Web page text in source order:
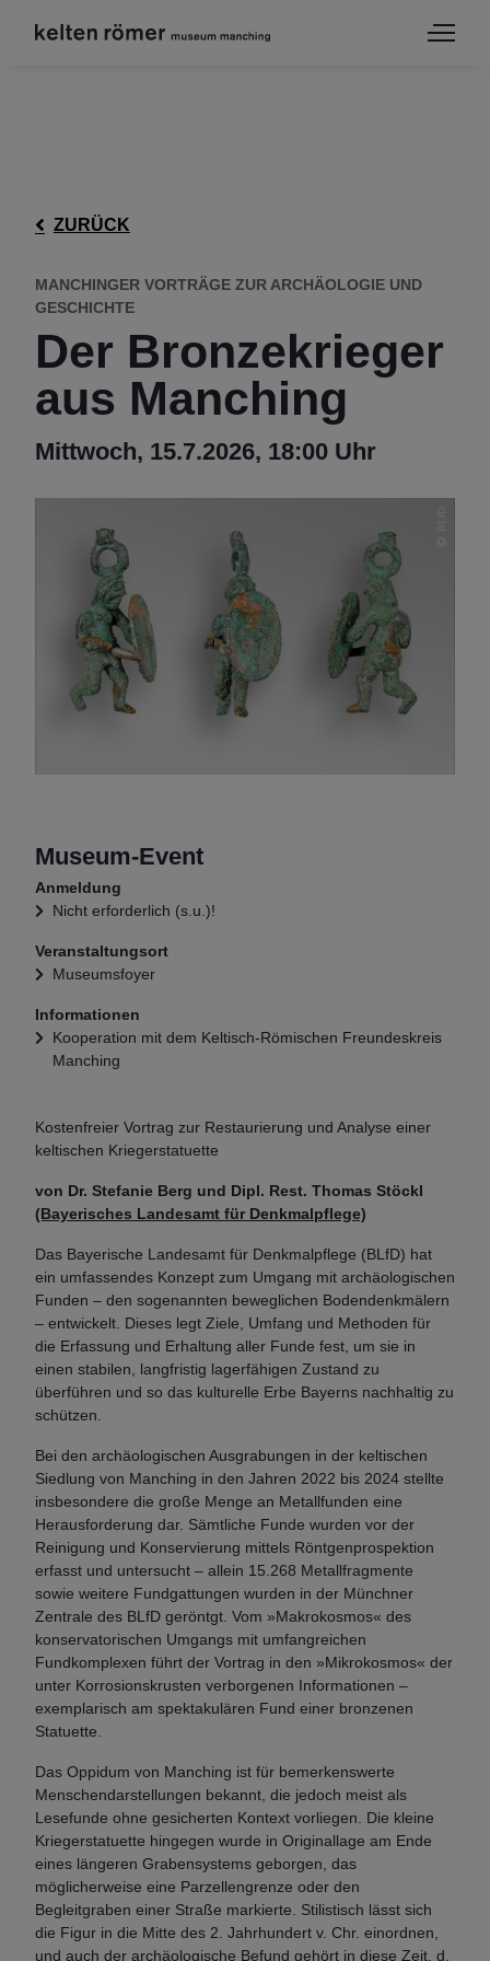
ZURÜCK
MANCHINGER VORTRÄGE ZUR ARCHÄOLOGIE UND
GESCHICHTE
Der Bronzekrieger
aus Manching
Mittwoch, 15.7.2026, 18:00 Uhr
Kostenfreier Vortrag zur Restaurierung und Analyse einer
keltischen Kriegerstatuette
von Dr. Stefanie Berg und Dipl. Rest. Thomas Stöckl
(Bayerisches Landesamt für Denkmalpflege)
Das Bayerische Landesamt für Denkmalpflege (BLfD) hat
ein umfassendes Konzept zum Umgang mit archäologischen
Funden – den sogenannten beweglichen Bodendenkmälern
– entwickelt. Dieses legt Ziele, Umfang und Methoden für
die Erfassung und Erhaltung aller Funde fest, um sie in
einen stabilen, langfristig lagerfähigen Zustand zu
überführen und so das kulturelle Erbe Bayerns nachhaltig zu
schützen.
Bei den archäologischen Ausgrabungen in der keltischen
Siedlung von Manching in den Jahren 2022 bis 2024 stellte
insbesondere die große Menge an Metallfunden eine
Herausforderung dar. Sämtliche Funde wurden vor der
Reinigung und Konservierung mittels Röntgenprospektion
erfasst und untersucht – allein 15.268 Metallfragmente
sowie weitere Fundgattungen wurden in der Münchner
Zentrale des BLfD geröntgt. Vom »Makrokosmos« des
konservatorischen Umgangs mit umfangreichen
Fundkomplexen führt der Vortrag in den »Mikrokosmos« der
unter Korrosionskrusten verborgenen Informationen –
exemplarisch am spektakulären Fund einer bronzenen
Statuette.
Das Oppidum von Manching ist für bemerkenswerte
Menschendarstellungen bekannt, die jedoch meist als
Lesefunde ohne gesicherten Kontext vorliegen. Die kleine
Kriegerstatuette hingegen wurde in Originallage am Ende
eines längeren Grabensystems geborgen, das
möglicherweise eine Parzellengrenze oder den
Begleitgraben einer Straße markierte. Stilistisch lässt sich
die Figur in die Mitte des 2. Jahrhundert v. Chr. einordnen,
und auch der archäologische Befund gehört in diese Zeit, d.
Museum-Event
Anmeldung
Nicht erforderlich (s.u.)!
Veranstaltungsort
Museumsfoyer
Informationen
Kooperation mit dem Keltisch-Römischen Freundeskreis
Manching